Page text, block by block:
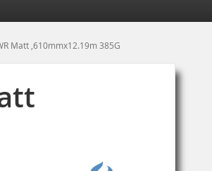
Matt ,610mmx12.19m 385G